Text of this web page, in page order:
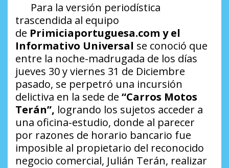
Para la versión periodística
trascendida al equipo
de Primiciaportuguesa.com y el
Informativo Universal se conoció que
entre la noche-madrugada de los días
jueves 30 y viernes 31 de Diciembre
pasado, se perpetró una incursión
delictiva en la sede de “Carros Motos
Terán”, logrando los sujetos acceder a
una oficina-estudio, donde al parecer
por razones de horario bancario fue
imposible al propietario del reconocido
negocio comercial, Julián Terán, realizar